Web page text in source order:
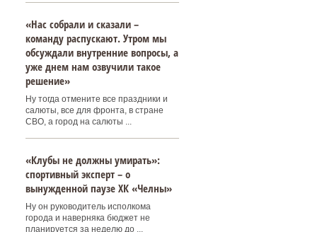
«Нас собрали и сказали –
команду распускают. Утром мы
обсуждали внутренние вопросы, а
уже днем нам озвучили такое
решение»
Ну тогда отмените все праздники и
салюты, все для фронта, в стране
СВО, а город на салюты ...
«Клубы не должны умирать»:
спортивный эксперт – о
вынужденной паузе ХК «Челны»
Ну он руководитель исполкома
города и наверняка бюджет не
планируется за неделю до ...